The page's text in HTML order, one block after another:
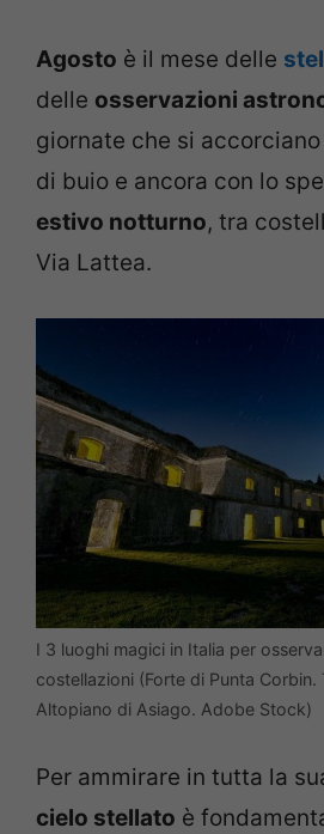
Agosto è il mese delle
delle osservazioni
giornate che si
di buio e ancora con lo
estivo notturno, tra
Via Lattea.
I 3 luoghi magici in Italia per
costellazioni (Forte di Punta Corbin.
Altopiano di Asiago. Adobe Stock)
Per ammirare in tutta la
cielo stellato è